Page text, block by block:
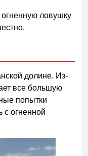
ловушку
долине. Из-
все большую
попытки
с огненной